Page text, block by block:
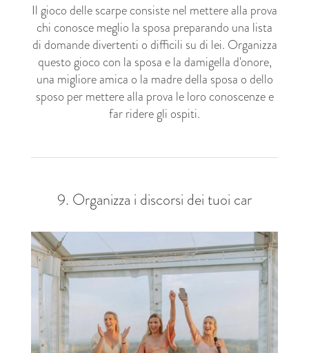
Il gioco delle scarpe consiste nel mettere alla prova
chi conosce meglio la sposa preparando una lista
di domande divertenti o difficili su di lei. Organizza
questo gioco con la sposa e la damigella d'onore,
una migliore amica o la madre della sposa o dello
sposo per mettere alla prova le loro conoscenze e
far ridere gli ospiti.
9. Organizza i discorsi dei tuoi car